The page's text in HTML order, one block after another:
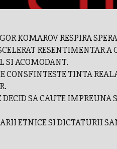
KOMAROV RESPIRA
RESENTIMENTAR A
SI ACOMODANT.
CONSFINTESTE TINTA
SA CAUTE IMPREUNA
ETNICE SI DICTATURII